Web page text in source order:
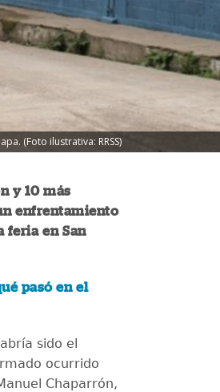
(Foto ilustrativa: RRSS)
y 10 más
enfrentamiento
feria en San
pasó en el
sido el
ocurrido
Chaparrón,